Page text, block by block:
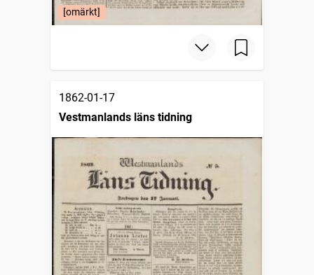
[omärkt]
1862-01-17
Vestmanlands läns tidning